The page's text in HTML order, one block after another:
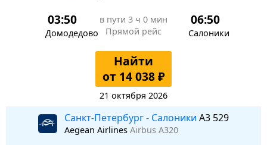
03:50
Домодедово
в пути 3 ч 0 мин
Прямой рейс
06:50
Салоники
Найти
от 14 038 ₽
21 октября 2026
Санкт-Петербург - Салоники A3 529
Aegean Airlines Airbus A320